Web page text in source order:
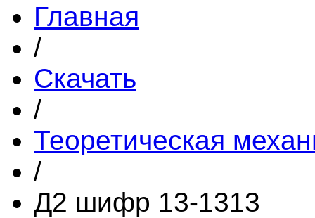
Главная
/
Скачать
/
Теоретическая
/
Д2 шифр 13-1313